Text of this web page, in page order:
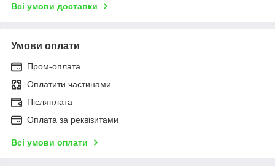
Всі умови доставки
Умови оплати
Пром-оплата
Оплатити частинами
Післяплата
Оплата за реквізитами
Всі умови оплати